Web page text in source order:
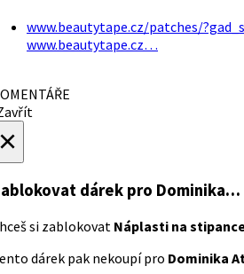
www.beautytape.cz/patches/
www.beautytape.cz…
dárek pro Dominika…
si zablokovat Náplasti na
dárek pak nekoupí pro Dominika